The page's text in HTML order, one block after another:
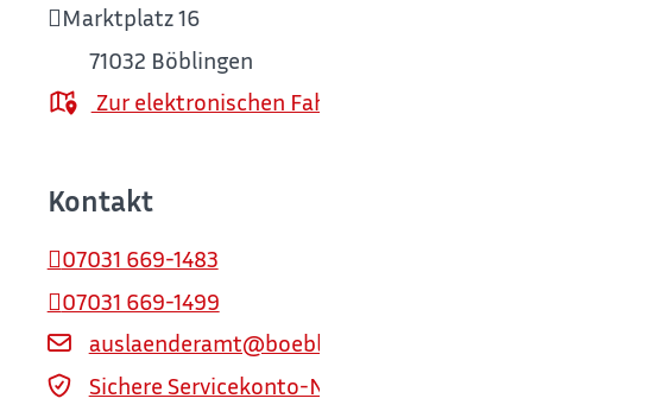
Marktplatz 16
71032 Böblingen
Zur elektronischen Fahrplanauskunft
Kontakt
07031 669-1483
07031 669-1499
auslaenderamt@boeblingen.de
Sichere Servicekonto-Nachricht über service-bw.de senden